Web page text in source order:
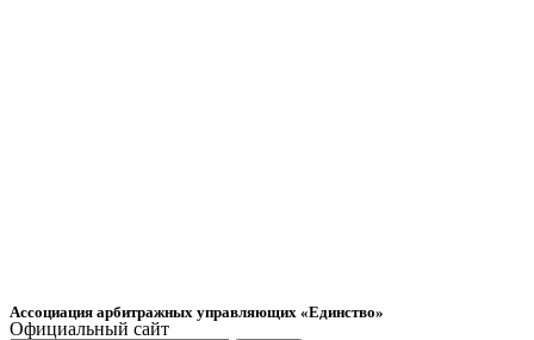
Ассоциация арбитражных управляющих «Единство»
Официальный сайт